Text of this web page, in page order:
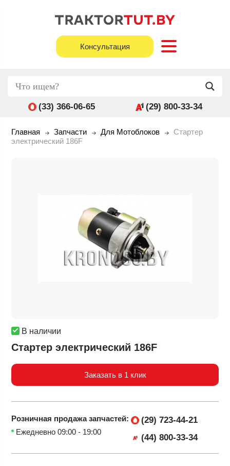
Консультация
(33) 366-06-65 (29) 800-33-34
Главная Запчасти Для Мотоблоков
Стартер
электрический 186F
В наличии
Стартер электрический 186F
Заказать в 1 клик
Розничная продажазапчастей:
Ежедневно 09:00 - 19:00
(29) 723-44-21
(44) 800-33-34